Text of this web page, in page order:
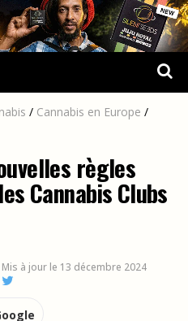
/ Cannabis en Europe /
règles
Cannabis Clubs
Mis à jour le 13 décembre 2024